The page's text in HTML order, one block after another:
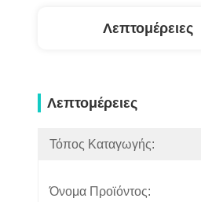
Λεπτομέρειες
Λεπτομέρειες
Τόπος Καταγωγής:
Όνομα Προϊόντος: